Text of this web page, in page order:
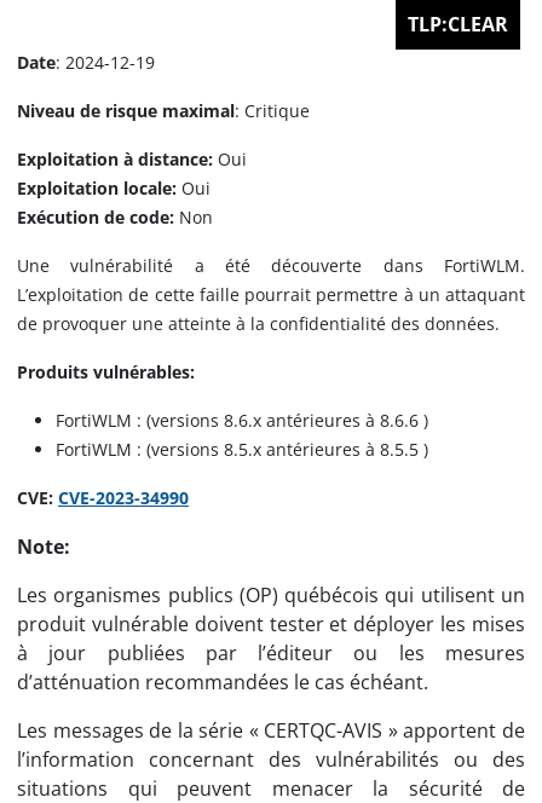
TLP:CLEAR
Date: 2024-12-19
Niveau de risque maximal: Critique
Exploitation à distance: Oui
Exploitation locale: Oui
Exécution de code: Non
Une vulnérabilité a été découverte dans FortiWLM.
L’exploitation de cette faille pourrait permettre à un attaquant
de provoquer une atteinte à la confidentialité des données.
Produits vulnérables:
FortiWLM : (versions 8.6.x antérieures à 8.6.6 )
FortiWLM : (versions 8.5.x antérieures à 8.5.5 )
CVE: CVE-2023-34990
Note:
Les organismes publics (OP) québécois qui utilisent un
produit vulnérable doivent tester et déployer les mises
à jour publiées par l’éditeur ou les mesures
d’atténuation recommandées le cas échéant.
Les messages de la série « CERTQC-AVIS » apportent de
l’information concernant des vulnérabilités ou des
situations qui peuvent menacer la sécurité de